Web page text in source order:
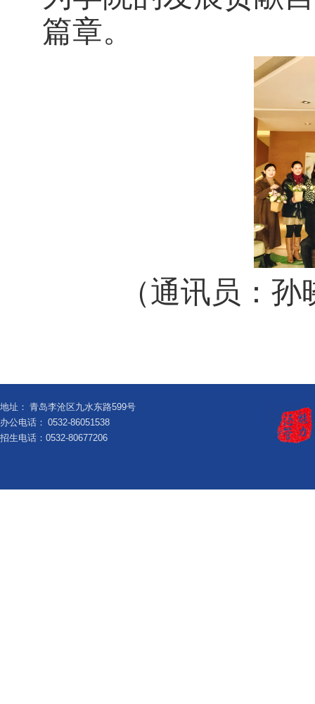
篇章。
（通讯员：
地址： 青岛李沧区九水东路599号
办公电话： 0532-86051538
招生电话：0532-80677206